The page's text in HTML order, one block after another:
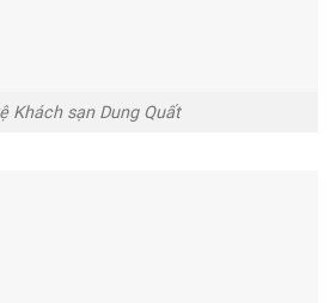
Khách sạn Dung Quất